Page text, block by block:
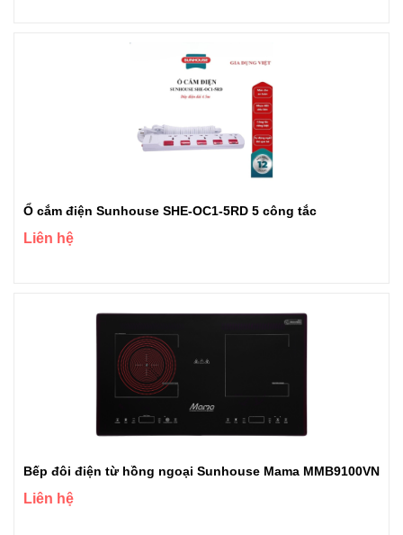
Ổ cắm điện Sunhouse SHE-OC1-5RD 5 công tắc
Liên hệ
Bếp đôi điện từ hồng ngoại Sunhouse Mama MMB9100VN
Liên hệ